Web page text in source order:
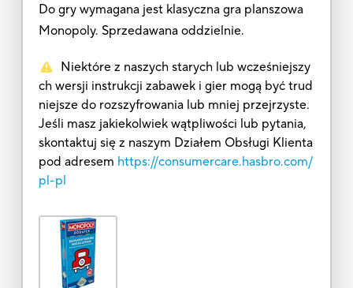
Do gry wymagana jest klasyczna gra planszowa
Monopoly. Sprzedawana oddzielnie.
Niektóre z naszych starych lub wcześniejszy
ch wersji instrukcji zabawek i gier mogą być trud
niejsze do rozszyfrowania lub mniej przejrzyste.
Jeśli masz jakiekolwiek wątpliwości lub pytania,
skontaktuj się z naszym Działem Obsługi Klienta
pod adresem https://consumercare.hasbro.com/
pl-pl